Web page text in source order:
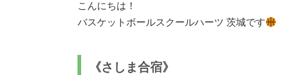
こんにちは！
バスケットボールスクールハーツ 茨城です
《さしま合宿》